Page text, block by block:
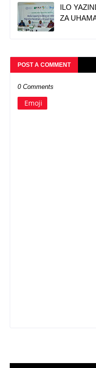
ILO
ZA
POST A COMMENT
0 Comments
Emoji